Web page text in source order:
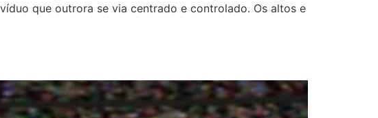
que outrora se via centrado e controlado. Os altos e